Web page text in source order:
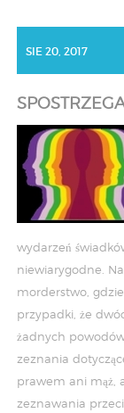
SIE 20, 2017
wydarzeń
niewiarygodne.
morderstwo,
przypadki, że
żadnych
zeznania
prawem ani mąż,
zeznawania